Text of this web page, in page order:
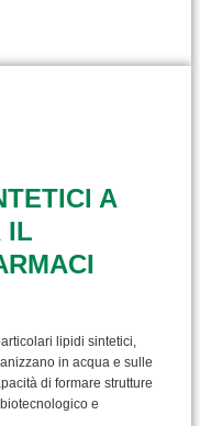
A
IL
lipidi sintetici,
in acqua e sulle
di formare strutture
e